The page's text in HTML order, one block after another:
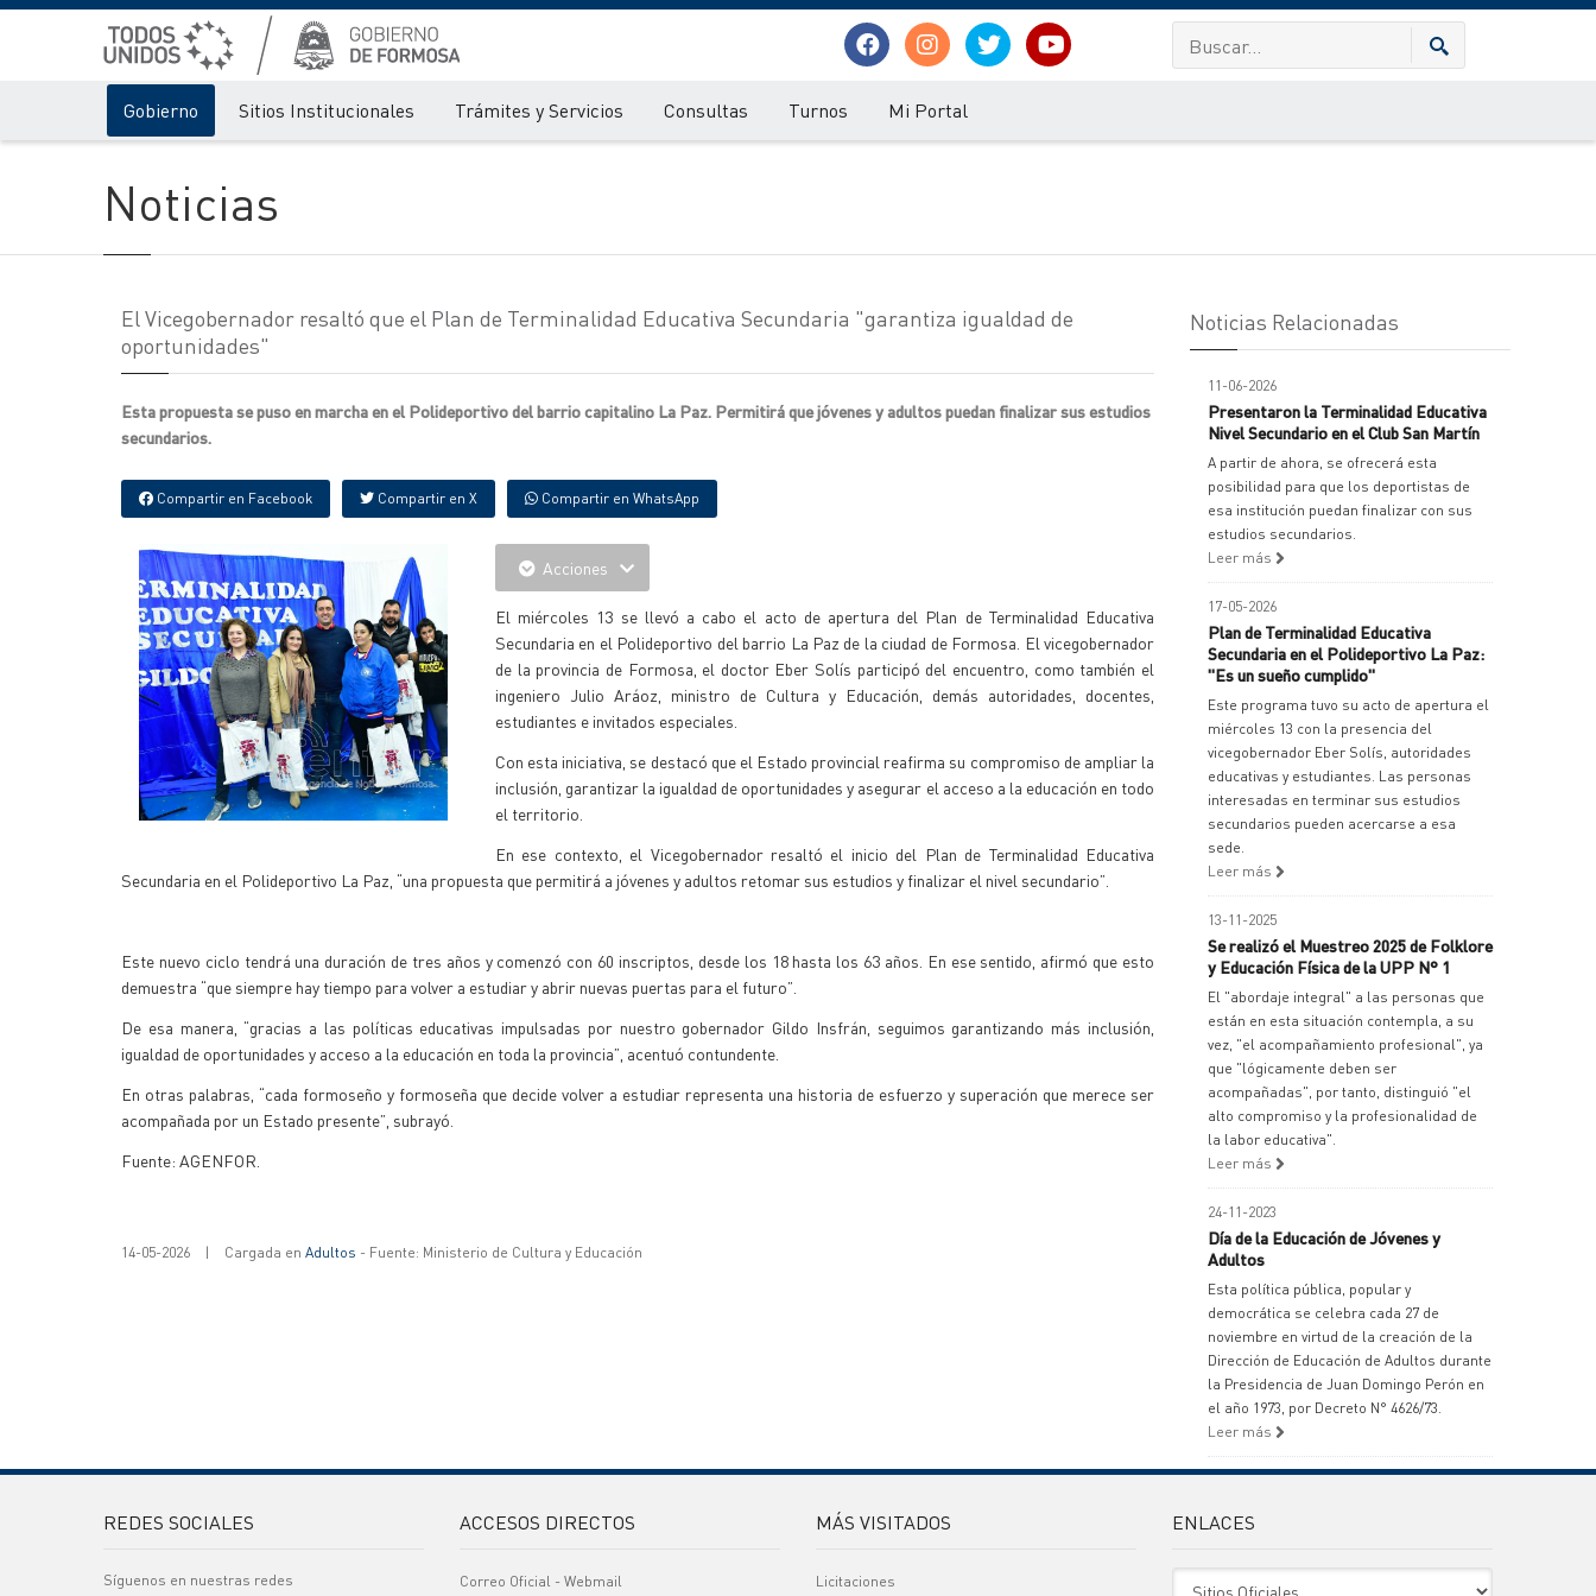
Gobierno Sitios Institucionales Trámites y Servicios Consultas Turnos Mi Portal
Noticias
El Vicegobernador resaltó que el Plan de Terminalidad Educativa Secundaria "garantiza igualdad de
oportunidades"
Esta propuesta se puso en marcha en el Polideportivo del barrio capitalino La Paz. Permitirá que jóvenes y adultos puedan finalizar sus estudios
secundarios.
Compartir en Facebook Compartir en X Compartir en WhatsApp
Acciones
El miércoles 13 se llevó a cabo el acto de apertura del Plan de Terminalidad Educativa
Secundaria en el Polideportivo del barrio La Paz de la ciudad de Formosa. El vicegobernador
de la provincia de Formosa, el doctor Eber Solís participó del encuentro, como también el
ingeniero Julio Aráoz, ministro de Cultura y Educación, demás autoridades, docentes,
estudiantes e invitados especiales.
Con esta iniciativa, se destacó que el Estado provincial reafirma su compromiso de ampliar la
inclusión, garantizar la igualdad de oportunidades y asegurar el acceso a la educación en todo
el territorio.
En ese contexto, el Vicegobernador resaltó el inicio del Plan de Terminalidad Educativa
Secundaria en el Polideportivo La Paz, “una propuesta que permitirá a jóvenes y adultos retomar sus estudios y finalizar el nivel secundario”.
Este nuevo ciclo tendrá una duración de tres años y comenzó con 60 inscriptos, desde los 18 hasta los 63 años. En ese sentido, afirmó que esto
demuestra “que siempre hay tiempo para volver a estudiar y abrir nuevas puertas para el futuro”.
De esa manera, “gracias a las políticas educativas impulsadas por nuestro gobernador Gildo Insfrán, seguimos garantizando más inclusión,
igualdad de oportunidades y acceso a la educación en toda la provincia”, acentuó contundente.
En otras palabras, “cada formoseño y formoseña que decide volver a estudiar representa una historia de esfuerzo y superación que merece ser
acompañada por un Estado presente”, subrayó.
Fuente: AGENFOR.
14-05-2026 | Cargada en Adultos - Fuente: Ministerio de Cultura y Educación
Noticias Relacionadas
11-06-2026
Presentaron la Terminalidad Educativa
Nivel Secundario en el Club San Martín
A partir de ahora, se ofrecerá esta
posibilidad para que los deportistas de
esa institución puedan finalizar con sus
estudios secundarios.
Leer más
17-05-2026
Plan de Terminalidad Educativa
Secundaria en el Polideportivo La Paz:
"Es un sueño cumplido"
Este programa tuvo su acto de apertura el
miércoles 13 con la presencia del
vicegobernador Eber Solís, autoridades
educativas y estudiantes. Las personas
interesadas en terminar sus estudios
secundarios pueden acercarse a esa
sede.
Leer más
13-11-2025
Se realizó el Muestreo 2025 de Folklore
y Educación Física de la UPP N° 1
El "abordaje integral" a las personas que
están en esta situación contempla, a su
vez, "el acompañamiento profesional", ya
que "lógicamente deben ser
acompañadas", por tanto, distinguió "el
alto compromiso y la profesionalidad de
la labor educativa".
Leer más
24-11-2023
Día de la Educación de Jóvenes y
Adultos
Esta política pública, popular y
democrática se celebra cada 27 de
noviembre en virtud de la creación de la
Dirección de Educación de Adultos durante
la Presidencia de Juan Domingo Perón en
el año 1973, por Decreto N° 4626/73.
Leer más
REDES SOCIALES
Síguenos en nuestras redes
ACCESOS DIRECTOS
Correo Oficial - Webmail
MÁS VISITADOS
Licitaciones
ENLACES